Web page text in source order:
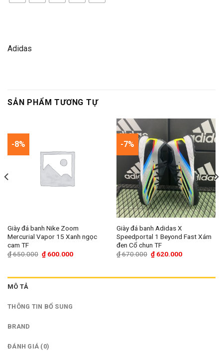
Adidas
SẢN PHẨM TƯƠNG TỰ
-8%
Giày đá banh Nike Zoom
Mercurial Vapor 15 Xanh ngọc
cam TF
₫650.000 Giá
gốc
₫600.000Giá
₫ 600.000.
-7%
Giày đá banh Adidas X
Speedportal 1 Beyond Fast Xám
đen Cổ chun TF
₫670.000 Giá
gốc
₫620.000Giá
₫ 620.000.
MÔ TẢ
THÔNG TIN BỔ SUNG
BRAND
ĐÁNH GIÁ (0)